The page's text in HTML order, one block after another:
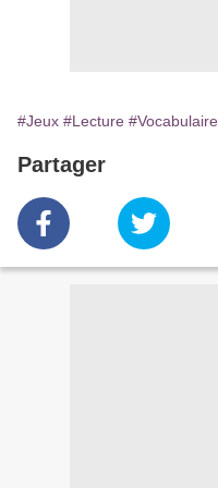
#Jeux #Lecture #Vocabulaire
Partager